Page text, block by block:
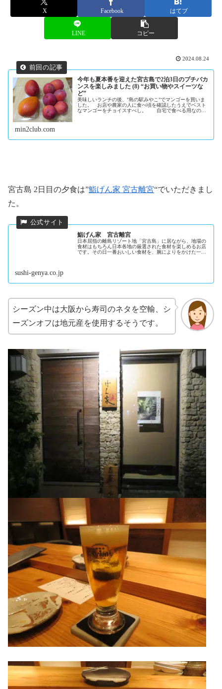
X Facebook はてブ
LINE コピー
2024.08.24
今年も夏本番を迎えた宮古島で2泊3日のプチバカ
ンスを楽しみました (8) “お買い物やスイーツな
ど”
美味しいランチの後、"島の駅みやこ"でマンゴーを買いま
した。 お店や農家の人に食べ頃を確認したうえでベスト
なマンゴーをチョイスすべし。 自宅で食べる用なの
min2club.com
宮古島 2日目の夕食は”鮨げん家 宮古離宮“でいただきまし
た。
鮨げん家 宮古離宮
日本屈指の離島リゾート地「宮古島」に居ながら、地場の
食材はもちろん日本各地の厳選された食材を楽しめるお店
です。その日一番おいしい食材を、腕によりをかけた一番
sushi-genya.co.jp
シーズン中は大阪から寿司のネタを空輸、シ
ーズンオフは地元産を使用するそうです。